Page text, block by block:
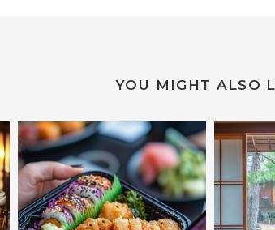
YOU MIGHT ALSO